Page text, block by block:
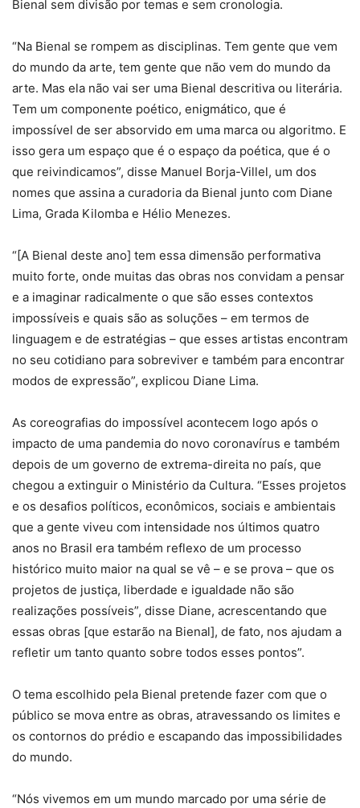
Bienal sem divisão por temas e sem cronologia.
“Na Bienal se rompem as disciplinas. Tem gente que vem
do mundo da arte, tem gente que não vem do mundo da
arte. Mas ela não vai ser uma Bienal descritiva ou literária.
Tem um componente poético, enigmático, que é
impossível de ser absorvido em uma marca ou algoritmo. E
isso gera um espaço que é o espaço da poética, que é o
que reivindicamos”, disse Manuel Borja-Villel, um dos
nomes que assina a curadoria da Bienal junto com Diane
Lima, Grada Kilomba e Hélio Menezes.
“[A Bienal deste ano] tem essa dimensão performativa
muito forte, onde muitas das obras nos convidam a pensar
e a imaginar radicalmente o que são esses contextos
impossíveis e quais são as soluções – em termos de
linguagem e de estratégias – que esses artistas encontram
no seu cotidiano para sobreviver e também para encontrar
modos de expressão”, explicou Diane Lima.
As coreografias do impossível acontecem logo após o
impacto de uma pandemia do novo coronavírus e também
depois de um governo de extrema-direita no país, que
chegou a extinguir o Ministério da Cultura. “Esses projetos
e os desafios políticos, econômicos, sociais e ambientais
que a gente viveu com intensidade nos últimos quatro
anos no Brasil era também reflexo de um processo
histórico muito maior na qual se vê – e se prova – que os
projetos de justiça, liberdade e igualdade não são
realizações possíveis”, disse Diane, acrescentando que
essas obras [que estarão na Bienal], de fato, nos ajudam a
refletir um tanto quanto sobre todos esses pontos”.
O tema escolhido pela Bienal pretende fazer com que o
público se mova entre as obras, atravessando os limites e
os contornos do prédio e escapando das impossibilidades
do mundo.
“Nós vivemos em um mundo marcado por uma série de